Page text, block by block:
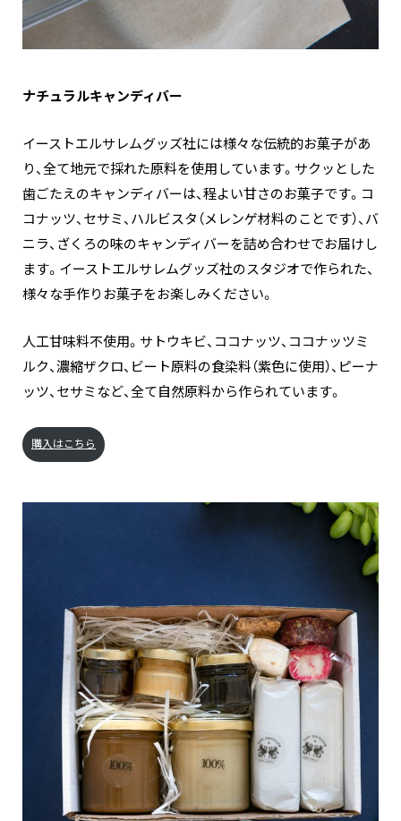
ナチュラルキャンディバー
イーストエルサレムグッズ社には様々な伝統的お菓子があ
り、全て地元で採れた原料を使用しています。サクッとした
歯ごたえのキャンディバーは、程よい甘さのお菓子です。コ
コナッツ、セサミ、ハルビスタ（メレンゲ材料のことです）、バ
ニラ、ざくろの味のキャンディバーを詰め合わせでお届けし
ます。イーストエルサレムグッズ社のスタジオで作られた、
様々な手作りお菓子をお楽しみください。
人工甘味料不使用。サトウキビ、ココナッツ、ココナッツミ
ルク、濃縮ザクロ、ビート原料の食染料（紫色に使用）、ピーナ
ッツ、セサミなど、全て自然原料から作られています。
購入はこちら